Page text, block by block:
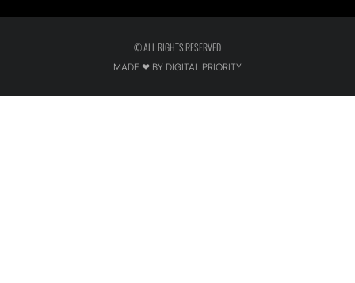
© ALL RIGHTS RESERVED
MADE ❤ BY DIGITAL PRIORITY